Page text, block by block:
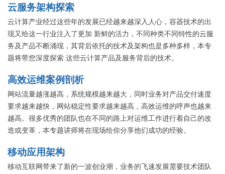
云服务架构探索
云计算产业经过这些年的发展已经越来越深入人心，容器技术的出
现又给这一行业注入了更加 新鲜的活力，不同种类不同特性的云服
务及产品不断涌现，其背后依托的技术及架构也是多种多样，本专
题将带您深度探索 这些云计算产品及服务背后的技术。
高效运维案例剖析
网站流量越涨越高，系统规模越来越大，同时业务对产品交付速度
要求越来越快，网站稳定性要求越来越高，高效运维的呼声也越来
越高。很多优秀的团队也在不同的路上对运维工作进行着自己的改
造或变革，本专题讲师将在现场给你分享他们成功的经验。
移动应用架构
移动互联网带来了新的一波创业潮，业务的飞速发展需要技术团队